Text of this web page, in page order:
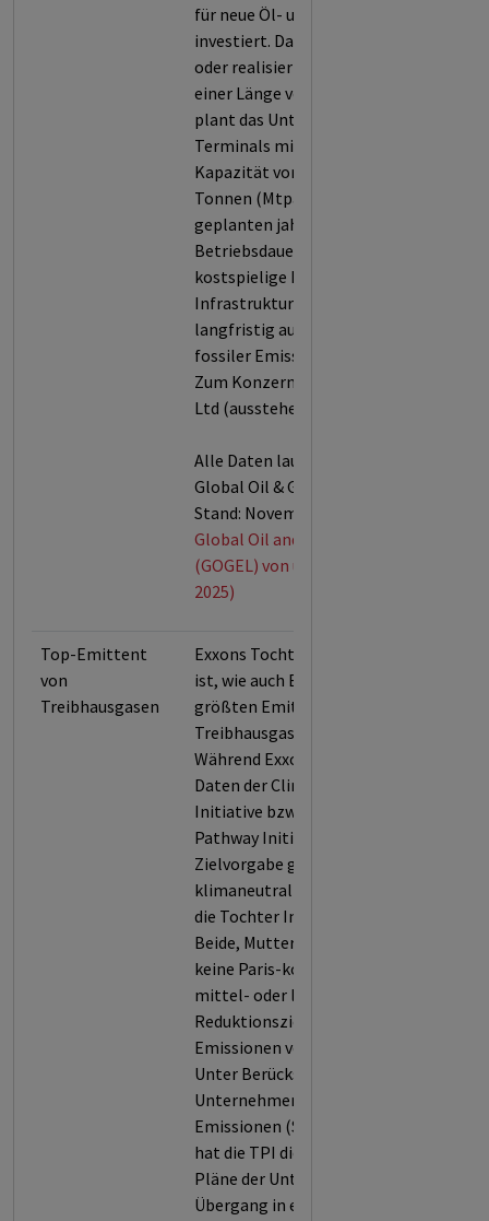
für neue Öl- und Gasressourcen
investiert. Das Unternehmen plant
oder realisiert neue Pipelines mit
einer Länge von 118,53 km. Zudem
plant das Unternehmen LNG-
Terminals mit einer jährlichen
Kapazität von 15.36 Millionen
Tonnen (Mtpa). Wegen der
geplanten jahrzehntelangen
Betriebsdauer legt der
kostspielige Bau neuer
Infrastruktur die Welt auch
langfristig auf einen Pfad hoher
fossiler Emissionen fest.
Zum Konzern gehört Imperial Oil
Ltd (ausstehende Aktien).
Alle Daten laut der urgewald
Global Oil & Gas Exit List (GOGEL,
Stand: November 2025).
Global Oil and Gas Exit List
(GOGEL) von urgewald (Stand: Nov.
2025)
Top-Emittent
von
Treibhausgasen
Exxons Tochter Imperial Oil Ltd
ist, wie auch Exxon selbst, einer der
größten Emittenten von
Treibhausgasen weltweit.
Während Exxon sich nach den
Daten der Climate Action 100+
Initiative bzw. der Transition
Pathway Initiative (TPI) die
Zielvorgabe gegeben hat, bis 2050
klimaneutral zu sein, trifft dies auf
die Tochter Imperial Oil nicht zu.
Beide, Mutter und Tochter, haben
keine Paris-kompatible kurz-,
mittel- oder langfristige
Reduktionsziele für ihre
Emissionen veröffentlicht.
Unter Berücksichtigung der für das
Unternehmen relevanten
Emissionen (Scope 1, 2 und/oder 3)
hat die TPI die veröffentlichten
Pläne der Unternehmens für einen
Übergang in eine emissionsarme